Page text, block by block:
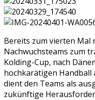
Bereits zum vierten Mal
Nachwuchsteams zum
Kolding-Cup, nach
hochkarätigen Handball
dient den Teams als
zukünftige